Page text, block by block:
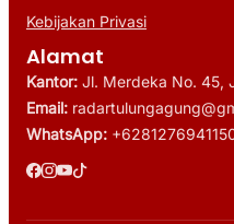
Kebijakan Privasi
Alamat
Kantor: Jl. Merdeka No. 45,
Email:
WhatsApp: